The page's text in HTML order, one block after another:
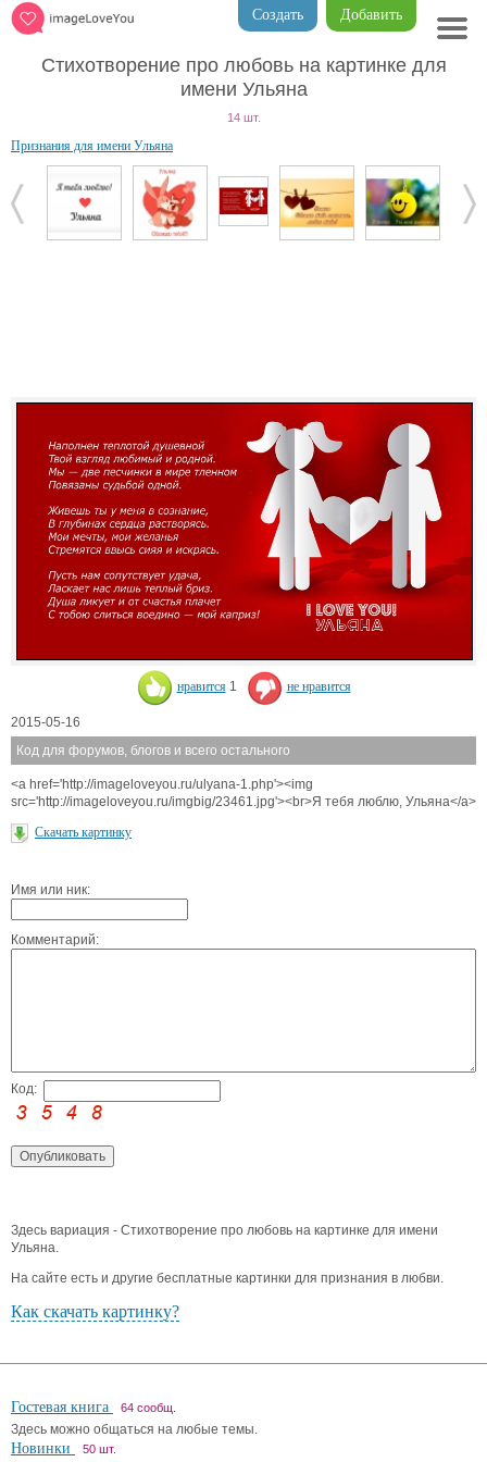
Добавить
Создать
Стихотворение про любовь на картинке для
имени Ульяна
14 шт.
Признания для имени Ульяна
нравится 1 не нравится
2015-05-16
Код для форумов, блогов и всего остального
<a href='http://imageloveyou.ru/ulyana-1.php'><img
src='http://imageloveyou.ru/imgbig/23461.jpg'><br>Я тебя люблю, Ульяна</a>
Скачать картинку
Имя или ник:
Комментарий:
Код:
Здесь вариация - Стихотворение про любовь на картинке для имени
Ульяна.
На сайте есть и другие бесплатные картинки для признания в любви.
Как скачать картинку?
Гостевая книга 64 сообщ.
Здесь можно общаться на любые темы.
Новинки 50 шт.